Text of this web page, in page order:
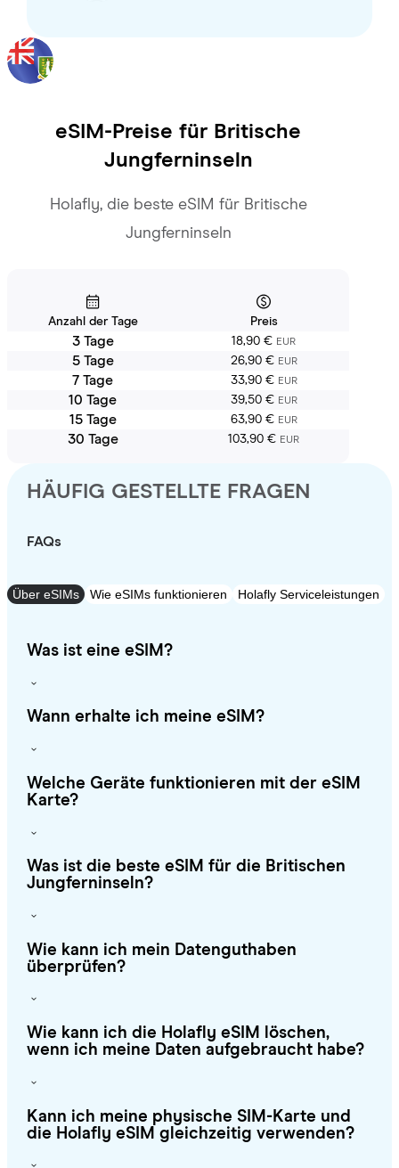
eSIM-Preise für Britische
Jungferninseln
Holafly, die beste eSIM für Britische
Jungferninseln
Anzahl der Tage Preis
3 Tage 18,90 € EUR
5 Tage 26,90 € EUR
7 Tage 33,90 € EUR
10 Tage 39,50 € EUR
15 Tage 63,90 € EUR
30 Tage 103,90 € EUR
HÄUFIG GESTELLTE FRAGEN
FAQs
Über eSIMs Wie eSIMs funktionieren Holafly Serviceleistungen
Was ist eine eSIM?
Wann erhalte ich meine eSIM?
Welche Geräte funktionieren mit der eSIM
Karte?
Was ist die beste eSIM für die Britischen
Jungferninseln?
Wie kann ich mein Datenguthaben
überprüfen?
Wie kann ich die Holafly eSIM löschen,
wenn ich meine Daten aufgebraucht habe?
Kann ich meine physische SIM-Karte und
die Holafly eSIM gleichzeitig verwenden?